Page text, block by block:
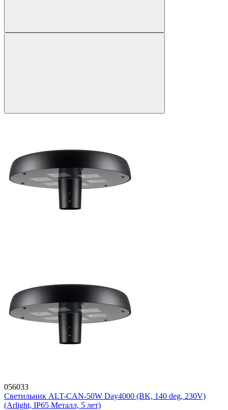
056033
Светильник ALT-CAN-50W Day4000 (BK, 140 deg, 230V)
(Arlight, IP65 Металл, 5 лет)